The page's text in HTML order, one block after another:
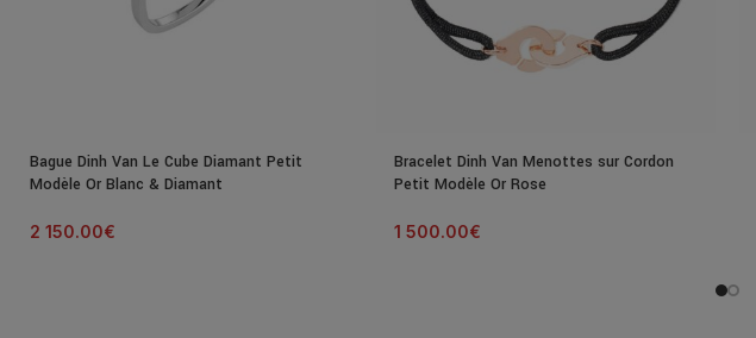
Bague Dinh Van Le Cube Diamant Petit
Modèle Or Blanc & Diamant
2 150.00€
Bracelet Dinh Van Menottes sur Cordon
Petit Modèle Or Rose
1 500.00€